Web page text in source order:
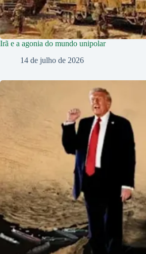
Irã e a agonia do mundo unipolar
14 de julho de 2026